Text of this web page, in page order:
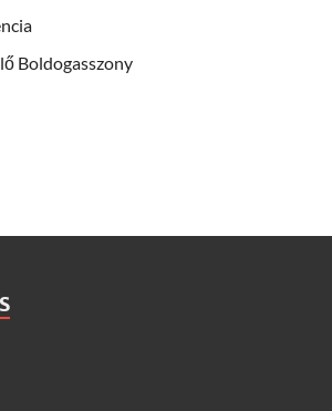
Boldogasszony